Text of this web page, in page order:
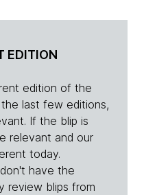
EDITION
edition of the
last few editions,
If the blip is
relevant and our
today.
have the
review blips from